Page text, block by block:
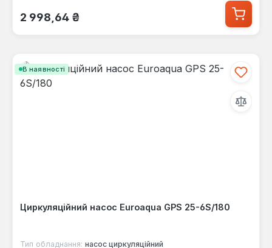
Звичайна ціна:
2 998,64 ₴
В наявності
Циркуляційний насос Euroaqua GPS 25-6S/180
Тип обладнання: насос циркуляційний